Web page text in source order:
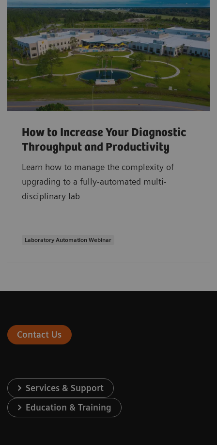
How to Increase Your Diagnostic
Throughput and Productivity
Learn how to manage the complexity of
upgrading to a fully-automated multi-
disciplinary lab
Laboratory Automation Webinar
Contact Us
Services & Support
Education & Training